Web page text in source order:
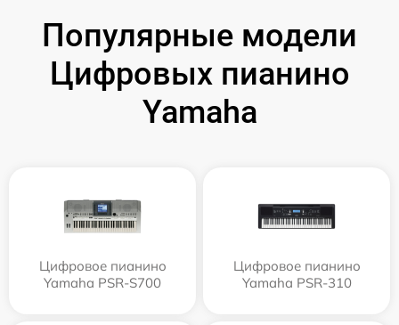
Популярные модели
Цифровых пианино
Yamaha
Цифровое пианино
Yamaha PSR-S700
Цифровое пианино
Yamaha PSR-310